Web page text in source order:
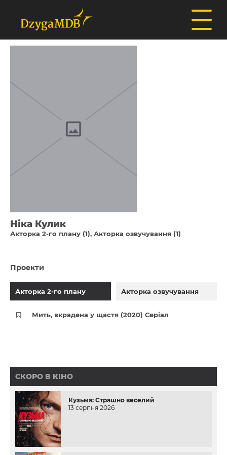
Ніка Кулик
Акторка 2-го плану (1) Акторка озвучування (1)
Проекти
Акторка 2-го плану Акторка озвучування
Мить, вкрадена у щастя (2020) Серіал
СКОРО В КІНО
Кузьма: Страшно веселий
13 серпня 2026